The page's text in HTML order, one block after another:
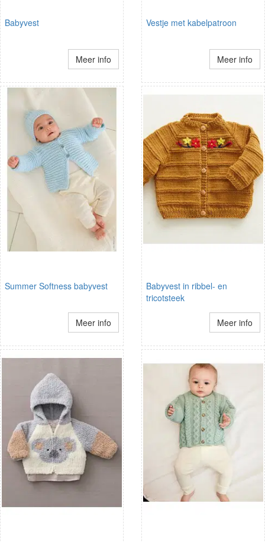
Babyvest
Meer info
Vestje met kabelpatroon
Meer info
Summer Softness babyvest
Meer info
Babyvest in ribbel- en
tricotsteek
Meer info